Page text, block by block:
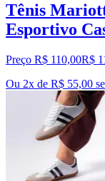
Tênis
Esportivo
Preço R$ 110,00R$
Ou 2x de R$ 55,00